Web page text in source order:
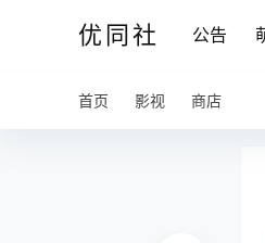
优同社 公告
首页 影视 商店